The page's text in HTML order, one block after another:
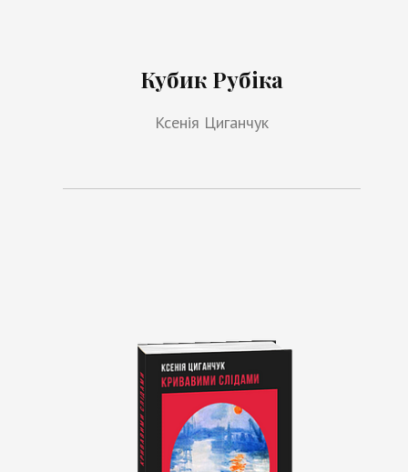
Кубик Рубіка
Ксенія Циганчук